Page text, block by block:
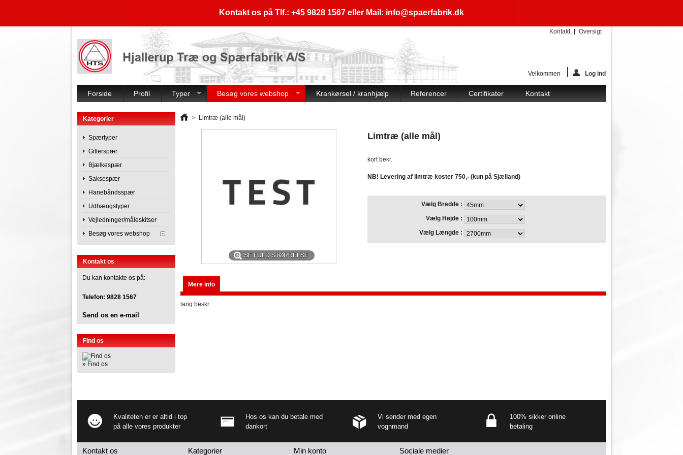
Kontakt os på Tlf.: +45 9828 1567 eller Mail: info@spaerfabrik.dk
Kontakt Oversigt
Velkommen Log ind
Forside Profil Typer Besøg vores webshop Krankørsel / kranhjælp Referencer Certifikater Kontakt
Kategorier
Spærtyper
Gitterspær
Bjælkespær
Saksespær
Hanebåndsspær
Udhængstyper
Vejledninger/måleskitser
Besøg vores webshop
Kontakt os
Du kan kontakte os på:
Telefon: 9828 1567
Send os en e-mail
Find os
» Find os
> Limtræ (alle mål)
SE FULD STØRRELSE
Limtræ (alle mål)
kort bekr.
NB! Levering af limtræ koster 750,- (kun på Sjælland)
Vælg Bredde :
Vælg Højde :
Vælg Længde :
Mere info
lang beskr.
Kvaliteten er er altid i top
på alle vores produkter
Hos os kan du betale med
dankort
Vi sender med egen
vognmand
100% sikker online
betaling
Kontakt os Kategorier Min konto Sociale medier